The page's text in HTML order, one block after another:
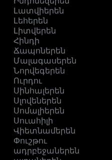
Լատվիերեն
Լեհերեն
Լիտվերեն
Հինդի
Ճապոներեն
Մալագասերեն
Նորվեգերեն
Ուրդու
Սինհալերեն
Սլովեներեն
Սոմալիերեն
Սուահիլի
Վիետնամերեն
Փուշթու
ադրբեջաներեն